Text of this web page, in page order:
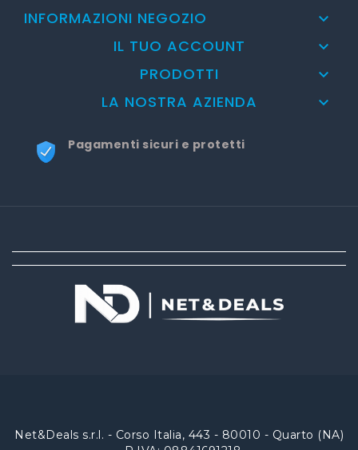
INFORMAZIONI NEGOZIO 
IL TUO ACCOUNT 
PRODOTTI 
LA NOSTRA AZIENDA 
Pagamenti sicuri e protetti
Net&Deals s.r.l. - Corso Italia, 443 - 80010 - Quarto (NA)